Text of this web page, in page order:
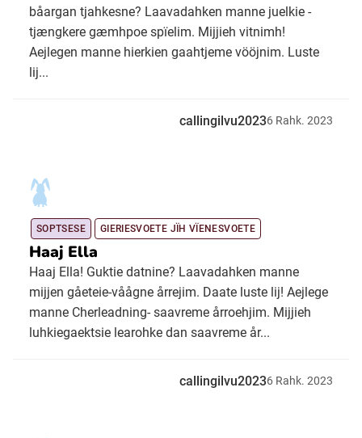
båargan tjahkesne? Laavadahken manne juelkie -
tjængkere gæmhpoe spïelim. Mijjieh vitnimh!
Aejlegen manne hierkien gaahtjeme vööjnim. Luste
lij...
callingilvu20236 Rahk. 2023
SOPTSESE GIERIESVOETE JÏH VÏENESVOETE
Haaj Ella
Haaj Ella! Guktie datnine? Laavadahken manne
mijjen gåeteie-våågne årrejim. Daate luste lij! Aejlege
manne Cherleadning- saavreme årroehjim. Mijjieh
luhkiegaektsie learohke dan saavreme år...
callingilvu20236 Rahk. 2023